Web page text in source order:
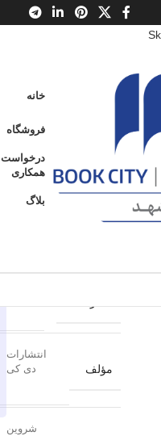
خانه
فروشگاه
درخواست
همکاری
بلاگ
کودک و نوجوان
حس غرور
یعنی چه؟
مؤلف
انتشارات
دی کی
شروین